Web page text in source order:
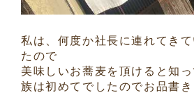
私は、何度か社長に連れてき
たので
美味しいお蕎麦を頂けると知
族は初めてでしたのでお品書